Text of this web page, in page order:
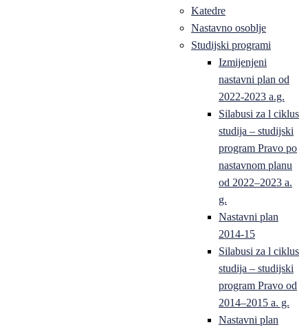
Katedre
Nastavno osoblje
Studijski programi
Izmijenjeni
nastavni plan od
2022-2023 a.g.
Silabusi za l ciklus
studija – studijski
program Pravo po
nastavnom planu
od 2022–2023 a.
g.
Nastavni plan
2014-15
Silabusi za l ciklus
studija – studijski
program Pravo od
2014–2015 a. g.
Nastavni plan